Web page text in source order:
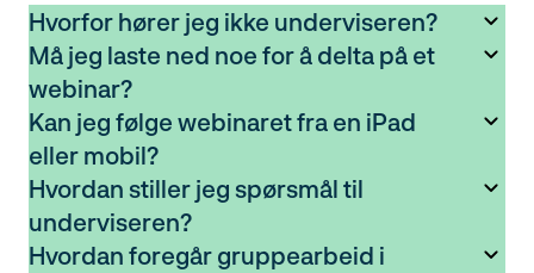
Hvorfor hører jeg ikke underviseren?
Må jeg laste ned noe for å delta på et
webinar?
Kan jeg følge webinaret fra en iPad
eller mobil?
Hvordan stiller jeg spørsmål til
underviseren?
Hvordan foregår gruppearbeid i